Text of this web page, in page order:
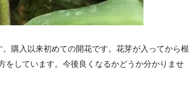
購入以来初めての開花です。花芽が入ってから根
をしています。今後良くなるかどうか分かりませ